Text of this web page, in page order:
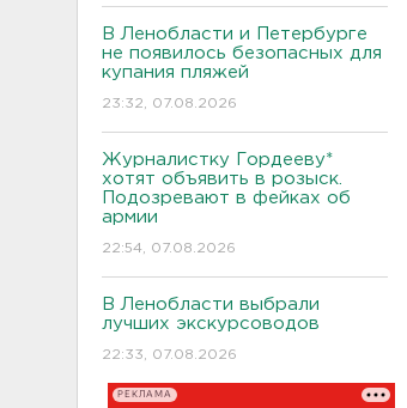
В Ленобласти и Петербурге
не появилось безопасных для
купания пляжей
23:32, 07.08.2026
Журналистку Гордееву*
хотят объявить в розыск.
Подозревают в фейках об
армии
22:54, 07.08.2026
В Ленобласти выбрали
лучших экскурсоводов
22:33, 07.08.2026
РЕКЛАМА